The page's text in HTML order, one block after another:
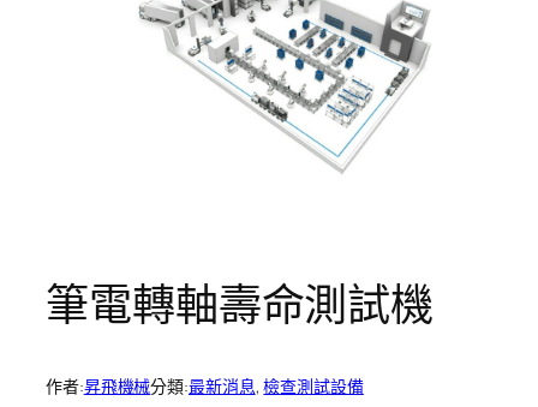
筆電轉軸壽命測試機
作者:昇飛機械分類:最新消息, 檢查測試設備